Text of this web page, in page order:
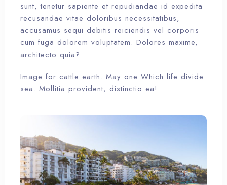
sunt, tenetur sapiente et repudiandae id expedita
recusandae vitae doloribus necessitatibus,
accusamus sequi debitis reiciendis vel corporis
cum fuga dolorem voluptatem. Dolores maxime,
architecto quia?
Image for cattle earth. May one Which life divide
sea. Mollitia provident, distinctio ea!